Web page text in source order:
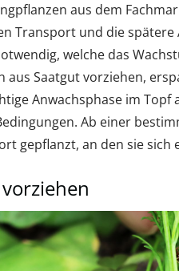
aus dem
Transport und die
welche das
aus Saatgut vorziehen,
Anwachsphase im
Ab einer
gepflanzt, an den sie sich